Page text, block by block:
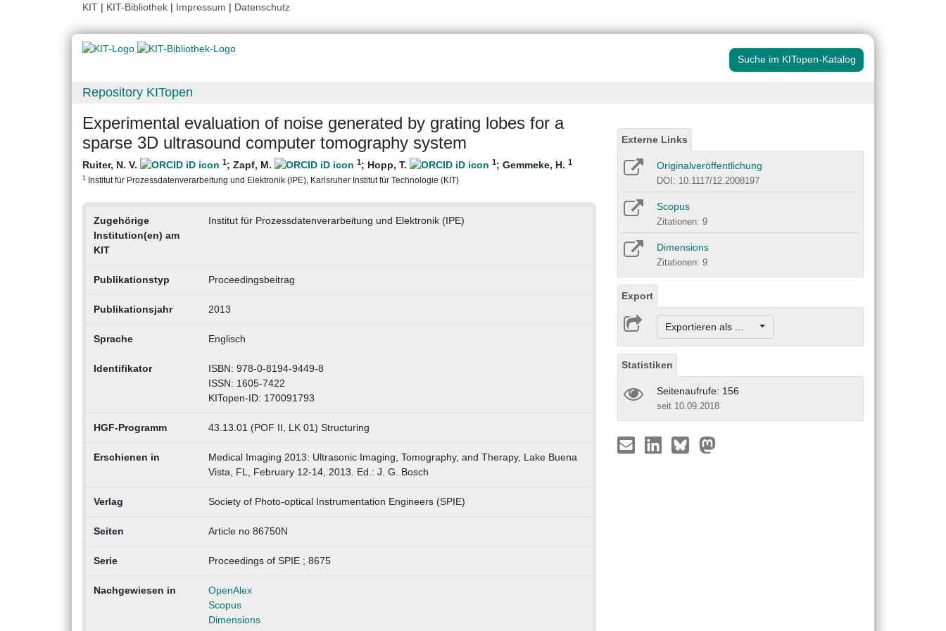
KIT | KIT-Bibliothek | Impressum | Datenschutz
Suche im KITopen-Katalog
Repository KITopen
Experimental evaluation of noise generated by grating lobes for a
sparse 3D ultrasound computer tomography system
Ruiter, N. V. 1; Zapf, M. 1; Hopp, T. 1; Gemmeke, H. 1
1 Institut für Prozessdatenverarbeitung und Elektronik (IPE), Karlsruher Institut für Technologie (KIT)
Zugehörige
Institution(en) am
KIT
Institut für Prozessdatenverarbeitung und Elektronik (IPE)
Publikationstyp Proceedingsbeitrag
Publikationsjahr 2013
Sprache Englisch
Identifikator
ISBN: 978-0-8194-9449-8
ISSN: 1605-7422
KITopen-ID: 170091793
HGF-Programm 43.13.01 (POF II, LK 01) Structuring
Erschienen in
Medical Imaging 2013: Ultrasonic Imaging, Tomography, and Therapy, Lake Buena
Vista, FL, February 12-14, 2013. Ed.: J. G. Bosch
Verlag Society of Photo-optical Instrumentation Engineers (SPIE)
Seiten Article no 86750N
Serie Proceedings of SPIE ; 8675
Nachgewiesen in
OpenAlex
Scopus
Dimensions
Externe Links
Originalveröffentlichung
DOI: 10.1117/12.2008197
Scopus
Zitationen: 9
Dimensions
Zitationen: 9
Export
Exportieren als ...
Statistiken
Seitenaufrufe: 156
seit 10.09.2018